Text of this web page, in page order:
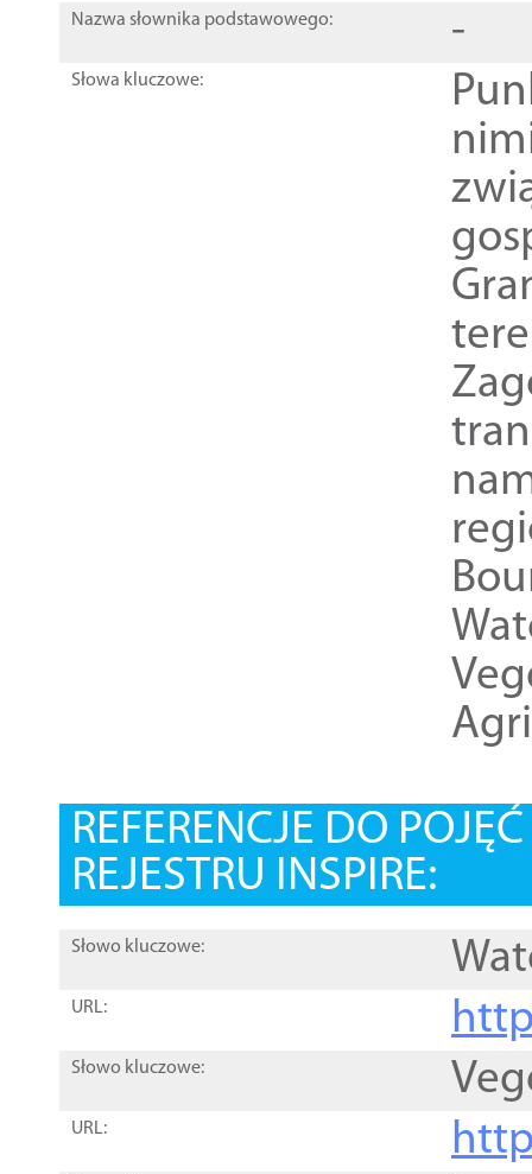
Nazwa słownika podstawowego: -
Słowa kluczowe:
REFERENCJE DO
REJESTRU INSPIRE:
Słowo kluczowe:
URL:
Słowo kluczowe:
URL: